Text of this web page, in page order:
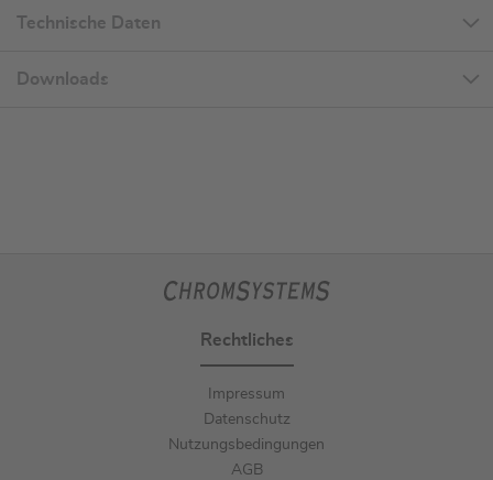
Technische Daten
Downloads
Rechtliches
Impressum
Datenschutz
Nutzungsbedingungen
AGB